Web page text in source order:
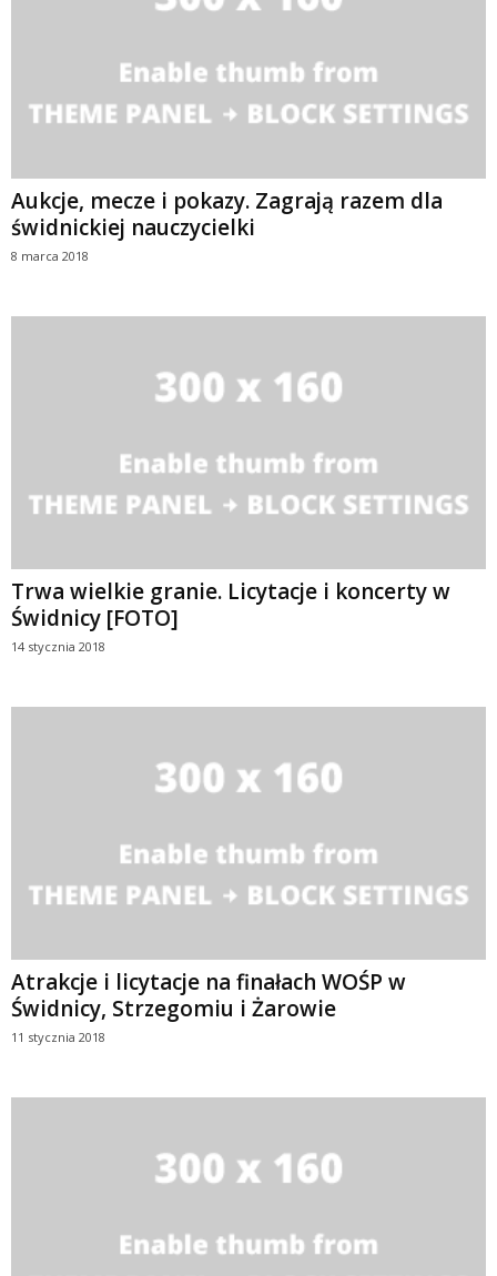
Aukcje, mecze i pokazy. Zagrają razem dla
świdnickiej nauczycielki
8 marca 2018
Trwa wielkie granie. Licytacje i koncerty w
Świdnicy [FOTO]
14 stycznia 2018
Atrakcje i licytacje na finałach WOŚP w
Świdnicy, Strzegomiu i Żarowie
11 stycznia 2018